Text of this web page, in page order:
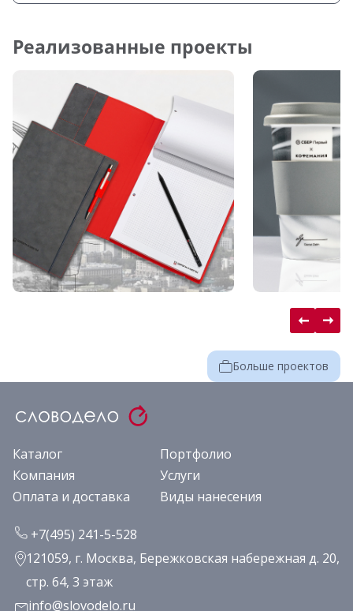
Реализованные проекты
Больше проектов
Каталог
Портфолио
Компания
Услуги
Оплата и доставка
Виды нанесения
+7(495) 241-5-528
121059, г. Москва, Бережковская набережная д. 20,
стр. 64, 3 этаж
info@slovodelo.ru